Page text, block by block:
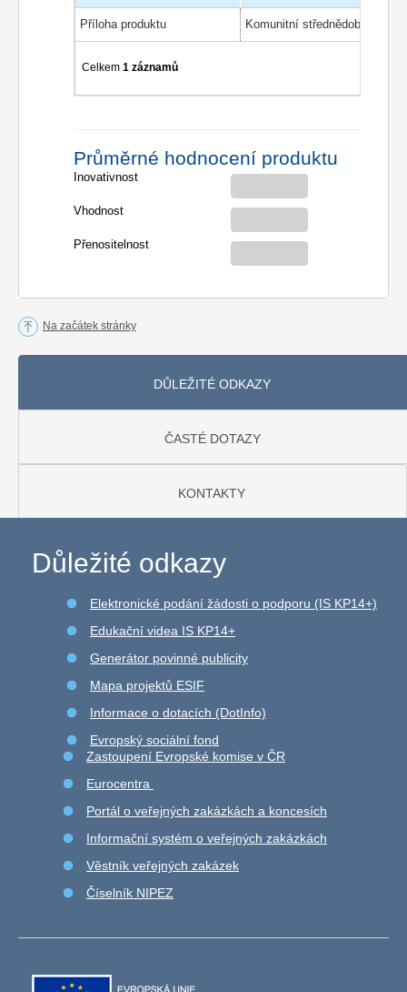
Příloha produktu
Celkem1 záznamů
Průměrné hodnocení produktu
Inovativnost
Vhodnost
Přenositelnost
Na začátek stránky
DŮLEŽITÉ ODKAZY
ČASTÉ DOTAZY
KONTAKTY
Důležité odkazy
Elektronické podání žádosti o podporu (IS KP14+)
Edukační videa IS KP14+
Generátor povinné publicity
Mapa projektů ESIF
Informace o dotacích (DotInfo)
Evropský sociální fond
Zastoupení Evropské komise v ČR
Eurocentra
Portál o veřejných zakázkách a koncesích
Informační systém o veřejných zakázkách
Věstník veřejných zakázek
Číselník NIPEZ